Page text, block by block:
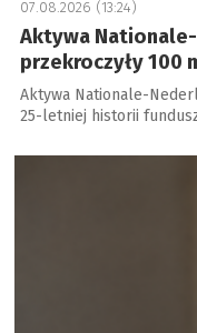
07.08.2026 (13:24)
Aktywa
przekroczyły 100
Aktywa Nationale-
25-letniej historii
a